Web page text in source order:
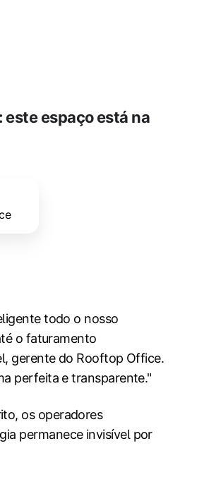
espaço está na
todo o nosso
o faturamento
gerente do Rooftop Office.
perfeita e transparente."
os operadores
permanece invisível por